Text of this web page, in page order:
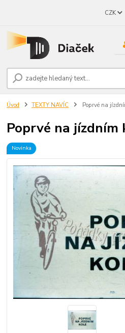
CZK
Úvod TEXTY NAVÍC Poprvé na
Poprvé na jízdním
Novinka